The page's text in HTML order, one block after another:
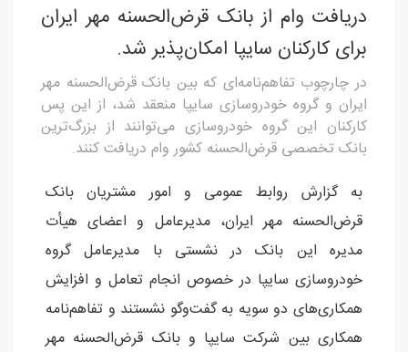
دریافت وام از بانک قرض‌الحسنه مهر ایران
برای کارکنان سایپا امکان‌پذیر شد.
در چارچوب تفاهم‌نامه‌ای که بین بانک قرض‌الحسنه مهر
ایران و گروه خودروسازی سایپا منعقد شد، از این پس
کارکنان این گروه خودروسازی می‌توانند از بزرگ‌ترین
بانک تخصصی قرض‌الحسنه کشور وام دریافت کنند.
به گزارش روابط عمومی و امور مشتریان بانک
قرض‌الحسنه مهر ایران، مدیرعامل و اعضای هیأت
مدیره این بانک در نشستی با مدیرعامل گروه
خودروسازی سایپا در خصوص انجام تعامل و افزایش
همکاری‌های دو سویه به گفت‌وگو نشستند و تفاهم‌نامه
همکاری بین شرکت سایپا و بانک قرض‌الحسنه مهر